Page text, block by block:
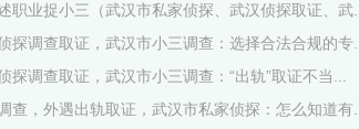
职业捉小三（武汉市私家侦探、武汉侦探取证、武...
探调查取证，武汉市小三调查：选择合法合规的专...
探调查取证，武汉市小三调查：“出轨”取证不当...
查，外遇出轨取证，武汉市私家侦探：怎么知道有...